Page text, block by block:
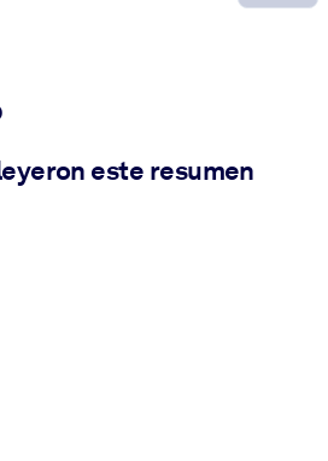
este resumen